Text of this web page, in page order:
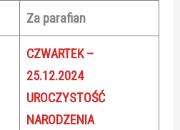
Za parafian
CZWARTEK –
25.12.2024
UROCZYSTOŚĆ
NARODZENIA